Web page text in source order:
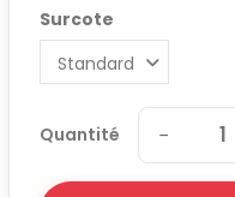
Surcote
Quantité −